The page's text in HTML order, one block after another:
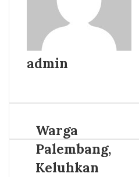
admin
Warga
Palembang,
Keluhkan